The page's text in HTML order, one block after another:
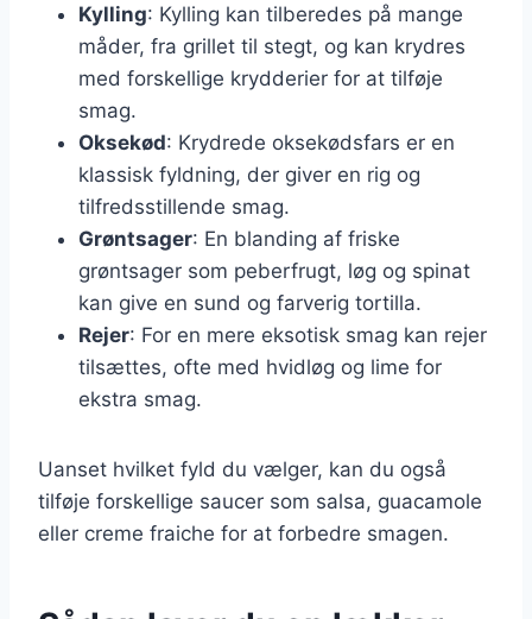
Kylling: Kylling kan tilberedes på mange
måder, fra grillet til stegt, og kan krydres
med forskellige krydderier for at tilføje
smag.
Oksekød: Krydrede oksekødsfars er en
klassisk fyldning, der giver en rig og
tilfredsstillende smag.
Grøntsager: En blanding af friske
grøntsager som peberfrugt, løg og spinat
kan give en sund og farverig tortilla.
Rejer: For en mere eksotisk smag kan rejer
tilsættes, ofte med hvidløg og lime for
ekstra smag.
Uanset hvilket fyld du vælger, kan du også
tilføje forskellige saucer som salsa, guacamole
eller creme fraiche for at forbedre smagen.